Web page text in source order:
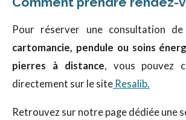
Pour réserver une consultation de
cartomancie, pendule ou soins
pierres à distance, vous pouvez
directement sur le site Resalib.
Retrouvez sur notre page dédiée une